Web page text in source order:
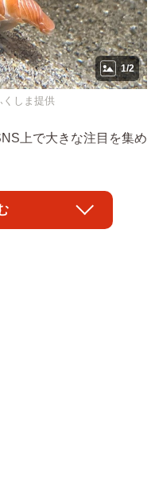
1/2
しま提供
上で大きな注目を集め